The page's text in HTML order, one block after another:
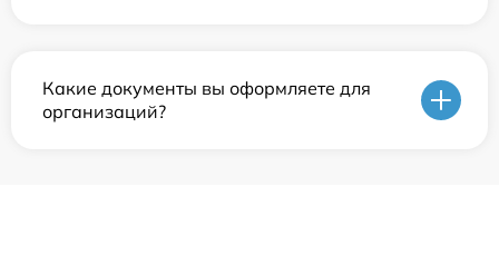
Какие документы вы оформляете для
организаций?